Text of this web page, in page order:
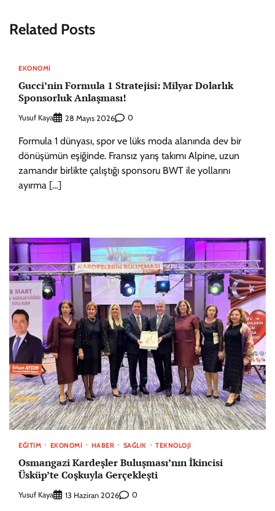
Related Posts
EKONOMI
Gucci’nin Formula 1 Stratejisi: Milyar Dolarlık
Sponsorluk Anlaşması!
Yusuf Kaya 28 Mayıs 2026 0
Formula 1 dünyası, spor ve lüks moda alanında dev bir
dönüşümün eşiğinde. Fransız yarış takımı Alpine, uzun
zamandır birlikte çalıştığı sponsoru BWT ile yollarını
ayırma […]
EĞITIM EKONOMI HABER SAĞLIK TEKNOLOJI
Osmangazi Kardeşler Buluşması’nın İkincisi
Üsküp’te Coşkuyla Gerçekleşti
Yusuf Kaya 13 Haziran 2026 0